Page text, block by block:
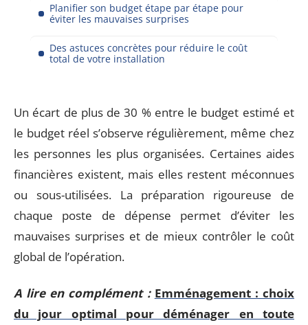
Planifier son budget étape par étape pour
éviter les mauvaises surprises
Des astuces concrètes pour réduire le coût
total de votre installation
Un écart de plus de 30 % entre le budget estimé et
le budget réel s’observe régulièrement, même chez
les personnes les plus organisées. Certaines aides
financières existent, mais elles restent méconnues
ou sous-utilisées. La préparation rigoureuse de
chaque poste de dépense permet d’éviter les
mauvaises surprises et de mieux contrôler le coût
global de l’opération.
A lire en complément : Emménagement : choix
du jour optimal pour déménager en toute